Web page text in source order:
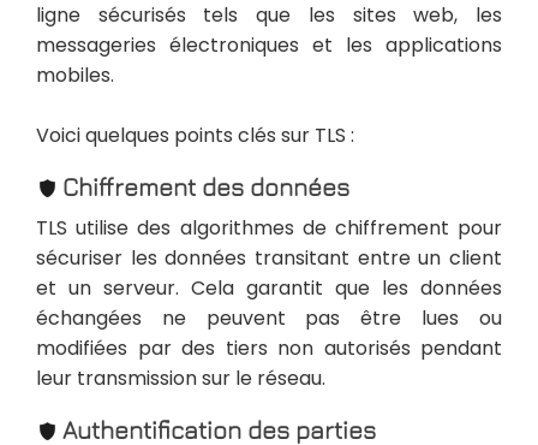
ligne sécurisés tels que les sites web, les
messageries électroniques et les applications
mobiles.
Voici quelques points clés sur TLS :
Chiffrement des données
TLS utilise des algorithmes de chiffrement pour
sécuriser les données transitant entre un client
et un serveur. Cela garantit que les données
échangées ne peuvent pas être lues ou
modifiées par des tiers non autorisés pendant
leur transmission sur le réseau.
Authentification des parties